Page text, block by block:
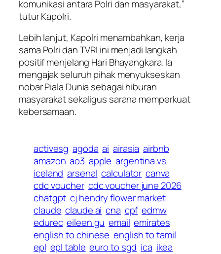
komunikasi antara Polri dan masyarakat,”
tutur Kapolri.
Lebih lanjut, Kapolri menambahkan, kerja
sama Polri dan TVRI ini menjadi langkah
positif menjelang Hari Bhayangkara. Ia
mengajak seluruh pihak menyukseskan
nobar Piala Dunia sebagai hiburan
masyarakat sekaligus sarana memperkuat
kebersamaan.
activesg agoda ai airasia airbnb
amazon ao3 apple argentina vs
iceland arsenal calculator canva
cdc voucher cdc voucher june 2026
chatgpt cj hendry flower market
claude claude ai cna cpf edmw
edurec eileen gu email emirates
english to chinese english to tamil
epl epl table euro to sgd ica ikea